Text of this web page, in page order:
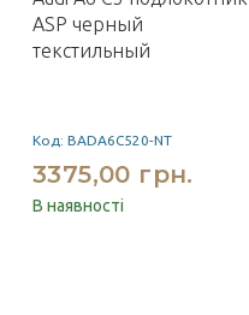
ASP черный
текстильный
Код: BADA6C520-NT
3375,00 грн.
В наявності